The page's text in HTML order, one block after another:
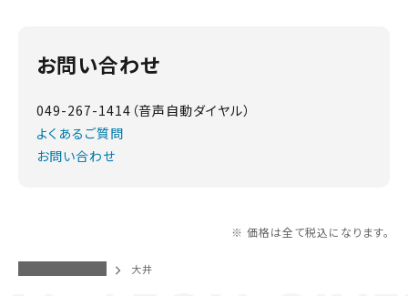
お問い合わせ
049-267-1414（音声自動ダイヤル）
よくあるご質問
お問い合わせ
※ 価格は全て税込になります。
大井